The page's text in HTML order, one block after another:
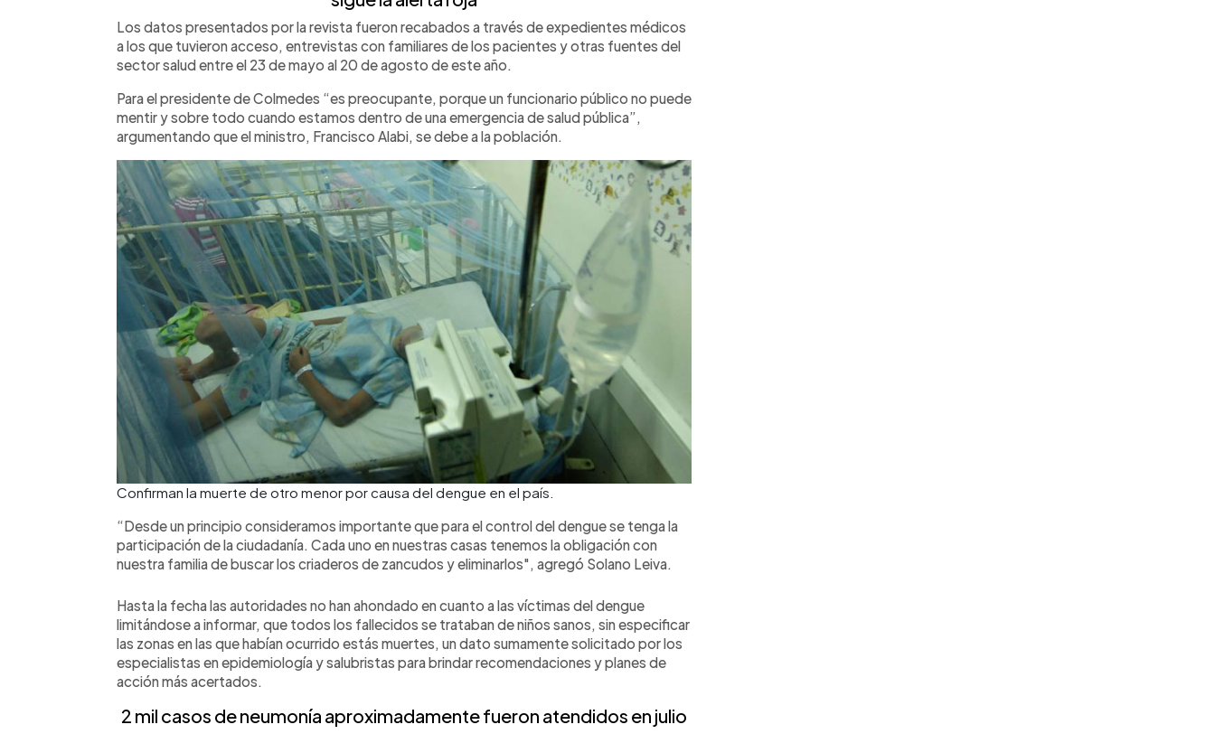
Los datos presentados por la revista fueron recabados a través de expedientes médicos
a los que tuvieron acceso, entrevistas con familiares de los pacientes y otras fuentes del
sector salud entre el 23 de mayo al 20 de agosto de este año.
Para el presidente de Colmedes “es preocupante, porque un funcionario público no puede
mentir y sobre todo cuando estamos dentro de una emergencia de salud pública”,
argumentando que el ministro, Francisco Alabi, se debe a la población.
Confirman la muerte de otro menor por causa del dengue en el país.
“Desde un principio consideramos importante que para el control del dengue se tenga la
participación de la ciudadanía. Cada uno en nuestras casas tenemos la obligación con
nuestra familia de buscar los criaderos de zancudos y eliminarlos", agregó Solano Leiva.
Hasta la fecha las autoridades no han ahondado en cuanto a las víctimas del dengue
limitándose a informar, que todos los fallecidos se trataban de niños sanos, sin especificar
las zonas en las que habían ocurrido estás muertes, un dato sumamente solicitado por los
especialistas en epidemiología y salubristas para brindar recomendaciones y planes de
acción más acertados.
2 mil casos de neumonía aproximadamente fueron atendidos en julio